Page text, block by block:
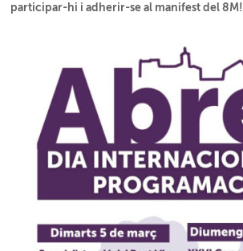
participar-hi i adherir-se al manifest del 8M!